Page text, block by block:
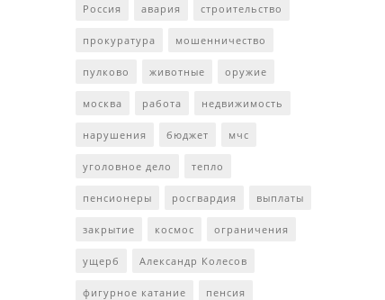
Россия авария строительство
прокуратура мошенничество
пулково животные оружие
москва работа недвижимость
нарушения бюджет мчс
уголовное дело тепло
пенсионеры росгвардия выплаты
закрытие космос ограничения
ущерб Александр Колесов
фигурное катание пенсия